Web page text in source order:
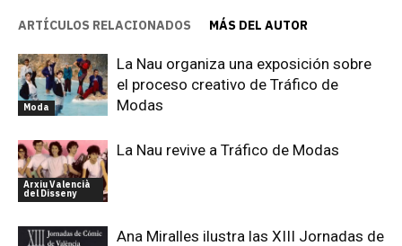
ARTÍCULOS RELACIONADOS MÁS DEL AUTOR
Moda
La Nau organiza una exposición sobre
el proceso creativo de Tráfico de
Modas
Arxiu Valencià
del Disseny
La Nau revive a Tráfico de Modas
Ana Miralles ilustra las XIII Jornadas de